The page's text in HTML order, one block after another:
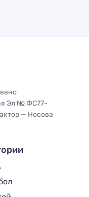
Эл № ФС77-
— Носова